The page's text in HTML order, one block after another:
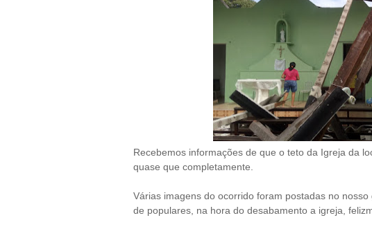
Recebemos informações de que o teto da Igreja da
quase que completamente.
Várias imagens do ocorrido foram postadas no
de populares, na hora do desabamento a igreja,